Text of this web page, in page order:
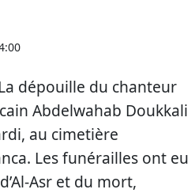
dépouille du chanteur
Abdelwahab Doukkali
au cimetière
Les funérailles ont eu
Asr et du mort,